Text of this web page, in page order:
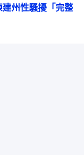
州性騷擾「完整